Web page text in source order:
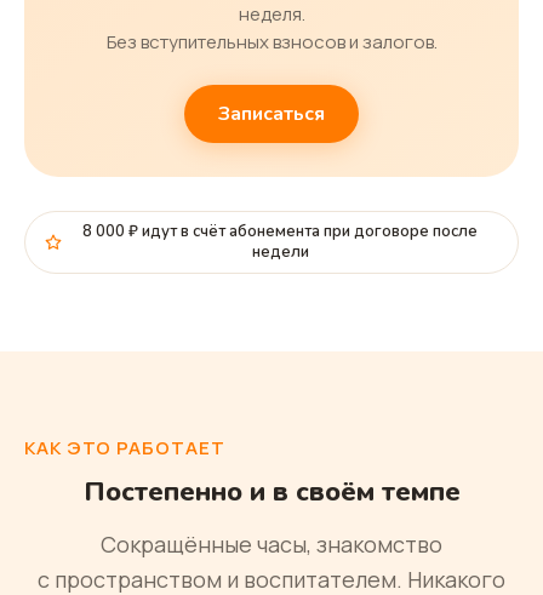
неделя.
Без вступительных взносов и залогов.
Записаться
8 000 ₽ идут в счёт абонемента при договоре после
недели
КАК ЭТО РАБОТАЕТ
Постепенно и в своём темпе
Сокращённые часы, знакомство
с пространством и воспитателем. Никакого